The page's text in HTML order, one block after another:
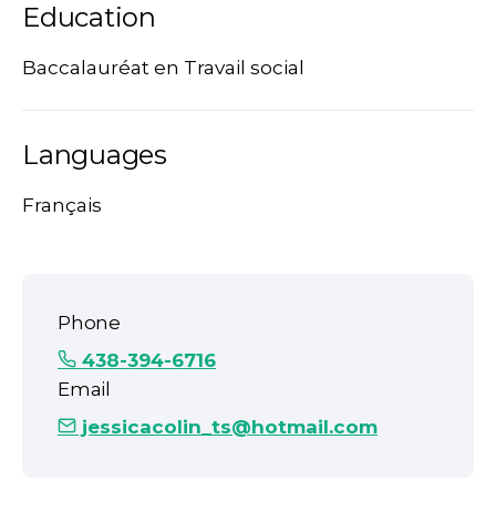
Education
Baccalauréat en Travail social
Languages
Français
Phone
438-394-6716
Email
jessicacolin_ts@hotmail.com